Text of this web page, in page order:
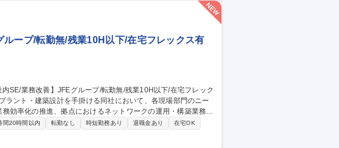
■各種制度や仕組みの構築および改善推進★単なるルーティン業
関係者を巻き込んだ一貫対応を進めていく総務業務です。 募
プ/年休125日/フレックス/福利厚生◎
ープ/転勤無/残業10H以下/在宅フレックス有
効率化の推進、拠点におけるネットワークの運用・構築業務を
え、予算確保からプロジェクト立ち上げ、スケジューリングお
想定業務】現場からのニーズヒアリング・課題の具現化/実行
間20時間以内 転勤なし 時短勤務あり 退職金あり
在宅OK